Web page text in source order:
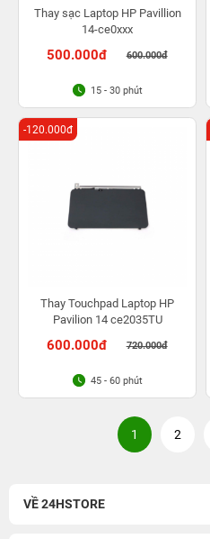
Thay sạc Laptop HP Pavillion
14-ce0xxx
500.000đ 600.000đ
15 - 30 phút
Thay Touchpad Laptop HP
Pavilion 14 ce2035TU
600.000đ 720.000đ
-120.000đ
45 - 60 phút
1 2
VỀ 24HSTORE